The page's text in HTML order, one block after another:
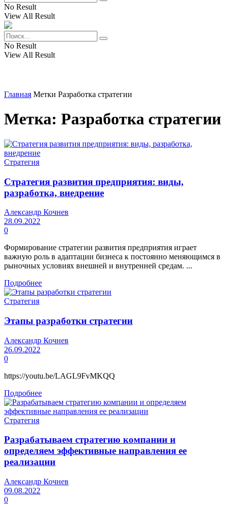
No Result
View All Result
No Result
View All Result
Главная Метки Разработка стратегии
Метка: Разработка стратегии
Стратегия
Стратегия развития предприятия: виды,
разработка, внедрение
Александр Кочнев
28.09.2022
0
Формирование стратегии развития предприятия играет
важную роль в адаптации бизнеса к постоянно меняющимся в
рыночных условиях внешней и внутренней средам. ...
Подробнее
Стратегия
Этапы разработки стратегии
Александр Кочнев
26.09.2022
0
https://youtu.be/LAGL9FvMKQQ
Подробнее
Стратегия
Разрабатываем стратегию компании и
определяем эффективные направления ее
реализации
Александр Кочнев
09.08.2022
0